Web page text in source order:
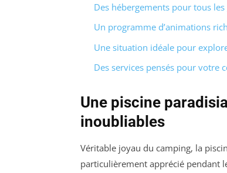
Des hébergements pour tous
Un programme d’animations
Une situation idéale pour
Des services pensés pour votre
Une piscine
inoubliables
Véritable joyau du camping, la
particulièrement apprécié pendant